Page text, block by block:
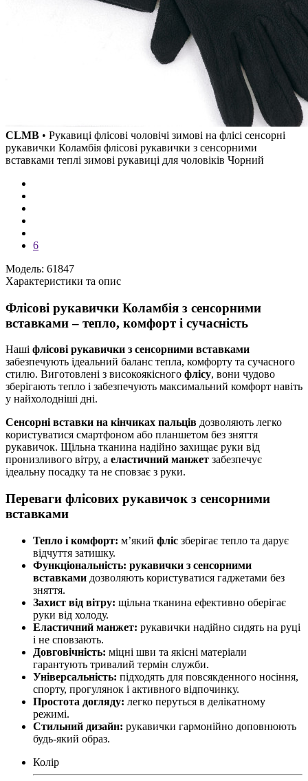
CLMB • Рукавиці флісові чоловічі зимові на флісі сенсорні
рукавички Коламбія флісові рукавички з сенсорними
вставками теплі зимові рукавиці для чоловіків Чорний
6
Модель: 61847
Характеристики та опис
Флісові рукавички Коламбія з сенсорними
вставками – тепло, комфорт і сучасність
Наші флісові рукавички з сенсорними вставками
забезпечують ідеальний баланс тепла, комфорту та сучасного
стилю. Виготовлені з високоякісного флісу, вони чудово
зберігають тепло і забезпечують максимальний комфорт навіть
у найхолодніші дні.
Сенсорні вставки на кінчиках пальців дозволяють легко
користуватися смартфоном або планшетом без зняття
рукавичок. Щільна тканина надійно захищає руки від
пронизливого вітру, а еластичний манжет забезпечує
ідеальну посадку та не сповзає з руки.
Переваги флісових рукавичок з сенсорними
вставками
Тепло і комфорт: м’який фліс зберігає тепло та дарує
відчуття затишку.
Функціональність: рукавички з сенсорними
вставками дозволяють користуватися гаджетами без
зняття.
Захист від вітру: щільна тканина ефективно оберігає
руки від холоду.
Еластичний манжет: рукавички надійно сидять на руці
і не сповзають.
Довговічність: міцні шви та якісні матеріали
гарантують тривалий термін служби.
Універсальність: підходять для повсякденного носіння,
спорту, прогулянок і активного відпочинку.
Простота догляду: легко перуться в делікатному
режимі.
Стильний дизайн: рукавички гармонійно доповнюють
будь-який образ.
Колір